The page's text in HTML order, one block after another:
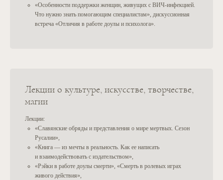
«Особенности поддержки женщин, живущих с ВИЧ-инфекцией.
Что нужно знать помогающим специалистам», дискуссионная
встреча «Отличия в работе доулы и психолога».
Лекции о культуре, искусстве, творчестве,
магии
Лекции:
«Славянские обряды и представления о мире мертвых. Сезон
Русалии»,
«Книга — из мечты в реальность. Как ее написать
и взаимодействовать с издательством»,
«Рэйки в работе доулы смерти», «Смерть в ролевых играх
живого действия»,
КОНТАКТЫ
ОБУЧЕНИЕ
Инстаграм
Телеграм-канал
Поддержать проект
Разработчики сайта
Информация по умиранию
Информация по гореванию
Присоединиться к реестру
Курс «Фасилитация»
Курс «Доула смерти»
Наше обучение
Наши продукты в записи